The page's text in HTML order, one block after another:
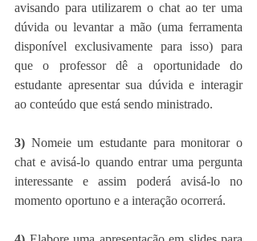
avisando para utilizarem o chat ao ter uma
dúvida ou levantar a mão (uma ferramenta
disponível exclusivamente para isso) para
que o professor dê a oportunidade do
estudante apresentar sua dúvida e interagir
ao conteúdo que está sendo ministrado.
3) Nomeie um estudante para monitorar o
chat e avisá-lo quando entrar uma pergunta
interessante e assim poderá avisá-lo no
momento oportuno e a interação ocorrerá.